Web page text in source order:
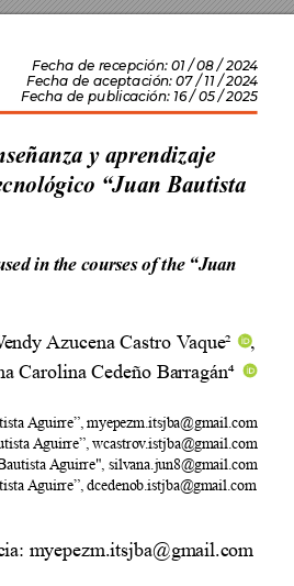
Fecha de recepción: 01 / 08 / 2024
Fecha de aceptación: 07 / 11 / 2024
Fecha de publicación: 16 / 05 / 2025
y aprendizaje
“Juan Bautista
in the courses of the “Juan

,



